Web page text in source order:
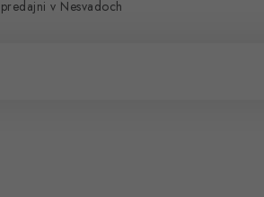
predajni v Nesvadoch